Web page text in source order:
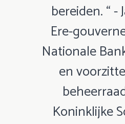
bereiden. “ -
Ere-
Nationale
en
Koninklijke